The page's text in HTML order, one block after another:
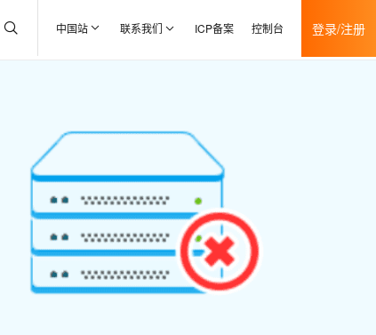
中国站 联系我们 ICP备案 控制台 登录/注册